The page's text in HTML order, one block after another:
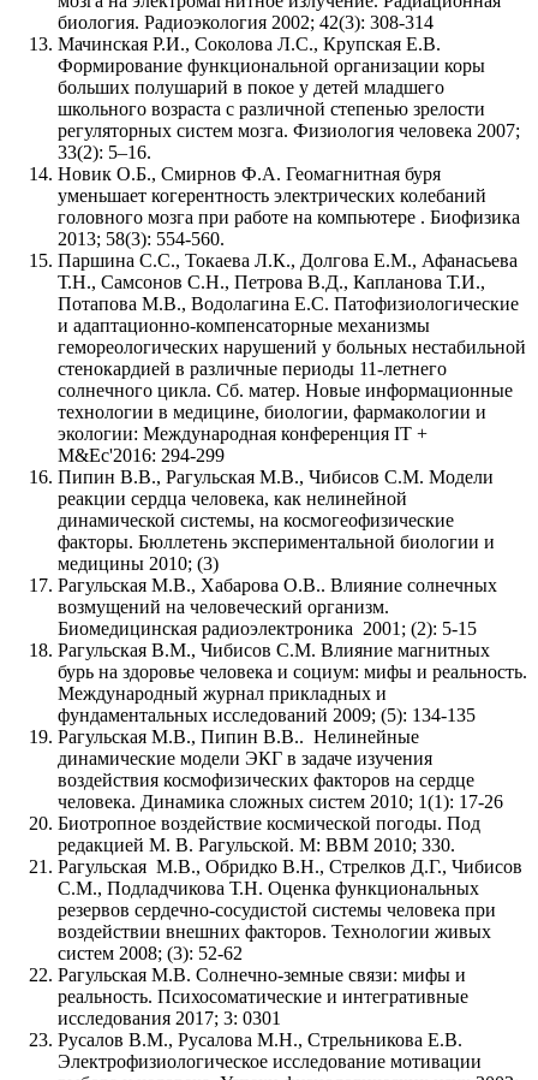
биология. Радиоэкология 2002; 42(3): 308-314
Мачинская Р.И., Соколова Л.С., Крупская Е.В.
Формирование функциональной организации коры
больших полушарий в покое у детей младшего
школьного возраста с различной степенью зрелости
регуляторных систем мозга. Физиология человека 2007;
33(2): 5–16.
Новик О.Б., Смирнов Ф.А. Геомагнитная буря
уменьшает когерентность электрических колебаний
головного мозга при работе на компьютере . Биофизика
2013; 58(3): 554-560.
Паршина С.С., Токаева Л.К., Долгова Е.М., Афанасьева
Т.Н., Самсонов С.Н., Петрова В.Д., Капланова Т.И.,
Потапова М.В., Водолагина Е.С. Патофизиологические
и адаптационно-компенсаторные механизмы
гемореологических нарушений у больных нестабильной
стенокардией в различные периоды 11-летнего
солнечного цикла. Сб. матер. Новые информационные
технологии в медицине, биологии, фармакологии и
экологии: Международная конференция IT +
M&Ec'2016: 294-299
Пипин В.В., Рагульская М.В., Чибисов С.М. Модели
реакции сердца человека, как нелинейной
динамической системы, на космогеофизические
факторы. Бюллетень экспериментальной биологии и
медицины 2010; (3)
Рагульская М.В., Хабарова О.В.. Влияние солнечных
возмущений на человеческий организм.
Биомедицинская радиоэлектроника 2001; (2): 5-15
Рагульская В.М., Чибисов С.М. Влияние магнитных
бурь на здоровье человека и социум: мифы и реальность.
Международный журнал прикладных и
фундаментальных исследований 2009; (5): 134-135
Рагульская М.В., Пипин В.В.. Нелинейные
динамические модели ЭКГ в задаче изучения
воздействия космофизических факторов на сердце
человека. Динамика сложных систем 2010; 1(1): 17-26
Биотропное воздействие космической погоды. Под
редакцией М. В. Рагульской. М: ВВМ 2010; 330.
Рагульская М.В., Обридко В.Н., Стрелков Д.Г., Чибисов
С.М., Подладчикова Т.Н. Оценка функциональных
резервов сердечно-сосудистой системы человека при
воздействии внешних факторов. Технологии живых
систем 2008; (3): 52-62
Рагульская М.В. Солнечно-земные связи: мифы и
реальность. Психосоматические и интегративные
исследования 2017; 3: 0301
Русалов В.М., Русалова М.Н., Стрельникова Е.В.
Электрофизиологическое исследование мотивации